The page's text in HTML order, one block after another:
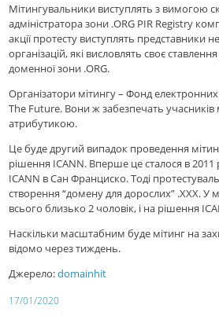
Мітингувальники виступлять з вимогою
адміністратора зони .ORG PIR Registry
акції протесту виступлять представники
організацій, які висловлять своє
доменної зони .ORG.
Організатори мітингу – Фонд
The Future. Вони ж забезпечать учасників
атрибутикою.
Це буде другий випадок проведення
рішення ICANN. Вперше це сталося в 2011
ICANN в Сан Франциско. Тоді
створення “домену для дорослих” .XXX. У
всього близько 2 чоловік, і на рішення
Наскільки масштабним буде мітинг на
відомо через тиждень.
Джерело:domainhit
17/01/2020